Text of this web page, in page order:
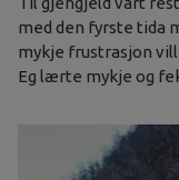
med den fyrste tida
mykje frustrasjon
Eg lærte mykje og